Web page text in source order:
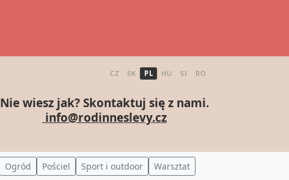
CZ SK PL HU SI RO
Nie wiesz jak? Skontaktuj się z nami.
info@rodinneslevy.cz
Ogród Pościel Sport i outdoor
Warsztat